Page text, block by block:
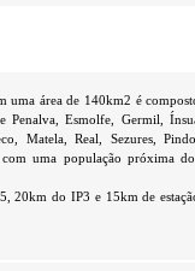
uma área de 140km2 é
Penalva, Esmolfe, Germil,
Matela, Real, Sezures,
uma população próxima
20km do IP3 e 15km de